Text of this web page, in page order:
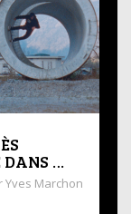
DANS …
Yves Marchon